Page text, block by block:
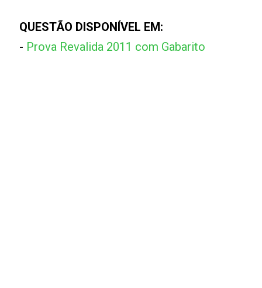
QUESTÃO DISPONÍVEL EM:
- Prova Revalida 2011 com Gabarito